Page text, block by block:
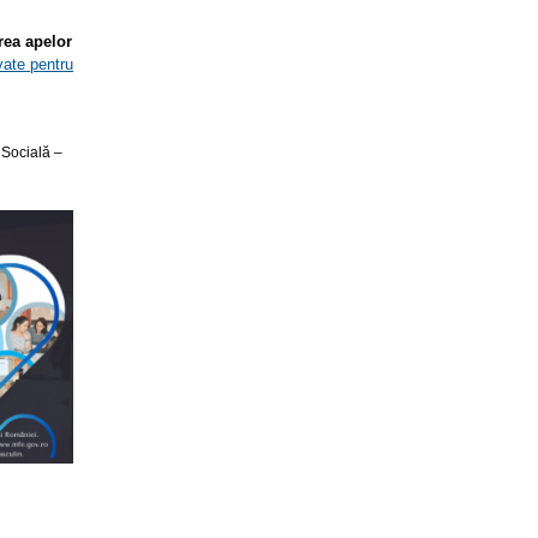
apelor
pentru
–